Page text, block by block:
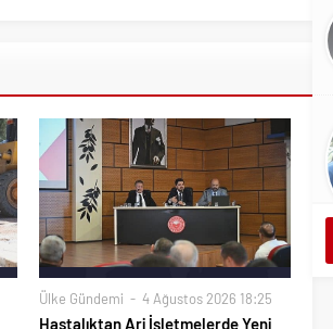
Ülke Gündemi 4 Ağustos 2026 18:25
Hastalıktan Ari İşletmelerde Yeni